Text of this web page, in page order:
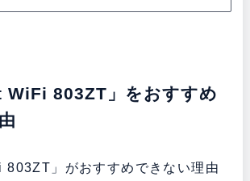
803ZT」をおすすめ
803ZT」がおすすめできない理由